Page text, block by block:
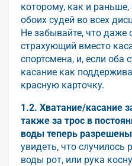
которому, как и
обоих судей во всех
Не забывайте, что даже
страхующий вместо
спортсмена, и, если оба
касание как
красную карточку.
1.2. Хватание/касание
также за трос в
воды теперь
увидеть, что случилось
воды рот, или рука